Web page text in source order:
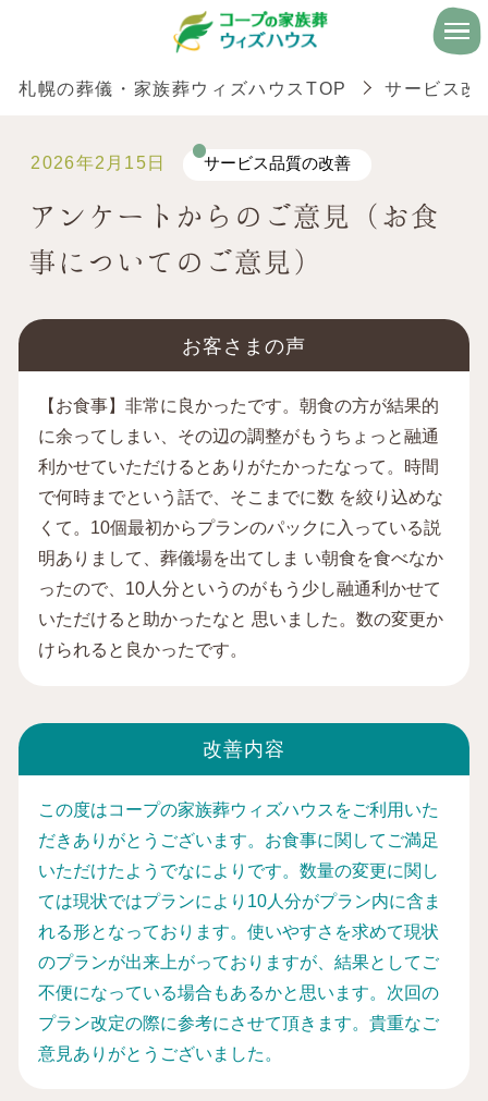
札幌の葬儀・家族葬ウィズハウスTOP サービス改
2026年2月15日 サービス品質の改善
アンケートからのご意見（お食
事についてのご意見）
お客さまの声
【お食事】非常に良かったです。朝食の方が結果的
に余ってしまい、その辺の調整がもうちょっと融通
利かせていただけるとありがたかったなって。時間
で何時までという話で、そこまでに数 を絞り込めな
くて。10個最初からプランのパックに入っている説
明ありまして、葬儀場を出てしま い朝食を食べなか
ったので、10人分というのがもう少し融通利かせて
いただけると助かったなと 思いました。数の変更か
けられると良かったです。
改善内容
この度はコープの家族葬ウィズハウスをご利用いた
だきありがとうございます。お食事に関してご満足
いただけたようでなによりです。数量の変更に関し
ては現状ではプランにより10人分がプラン内に含ま
れる形となっております。使いやすさを求めて現状
のプランが出来上がっておりますが、結果としてご
不便になっている場合もあるかと思います。次回の
プラン改定の際に参考にさせて頂きます。貴重なご
意見ありがとうございました。